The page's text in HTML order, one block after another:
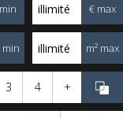
€ max
min m² max
3 4 +